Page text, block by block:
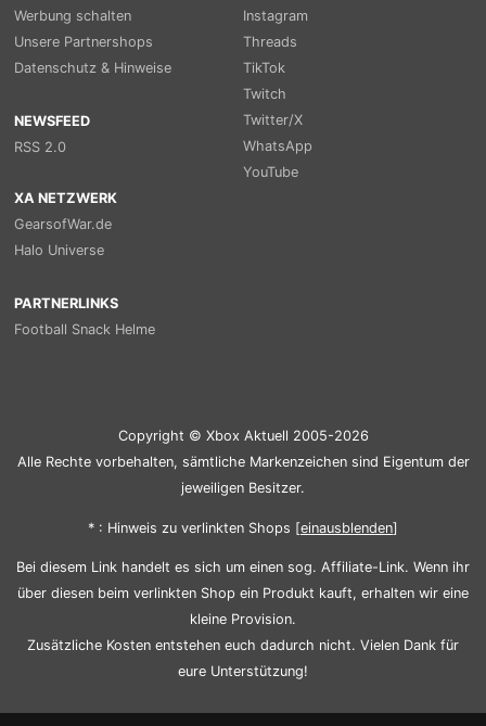
Werbung schalten
Unsere Partnershops
Datenschutz & Hinweise
NEWSFEED
RSS 2.0
Instagram
Threads
TikTok
Twitch
Twitter/X
WhatsApp
YouTube
XA NETZWERK
GearsofWar.de
Halo Universe
PARTNERLINKS
Football Snack Helme
Copyright © Xbox Aktuell 2005-2026
Alle Rechte vorbehalten, sämtliche Markenzeichen sind Eigentum der
jeweiligen Besitzer.
* : Hinweis zu verlinkten Shops [einausblenden]
Bei diesem Link handelt es sich um einen sog. Affiliate-Link. Wenn ihr
über diesen beim verlinkten Shop ein Produkt kauft, erhalten wir eine
kleine Provision.
Zusätzliche Kosten entstehen euch dadurch nicht. Vielen Dank für
eure Unterstützung!